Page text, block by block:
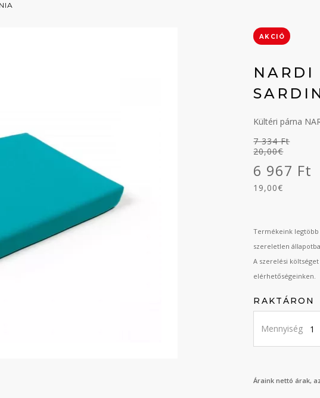
AKCIÓ
NARDI
Kültéri párna
6 967 Ft
19,00€
7 334 Ft
20,00€
Termékeink legtöbb
szereletlen
A szerelési
elérhetőségeinken.
RAKTÁRON
Mennyiség
Áraink nettó árak,